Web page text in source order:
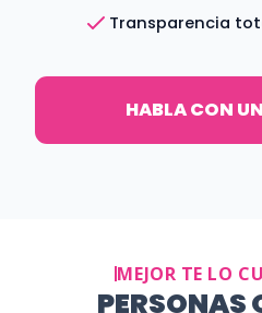
Transparencia
HABLA CON
MEJOR TE LO
PERSONAS